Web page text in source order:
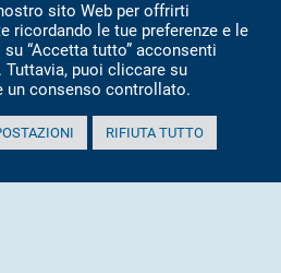
sito Web per offrirti
ricordando le tue preferenze e le
“Accetta tutto” acconsenti
puoi cliccare su
un consenso controllato.
RIFIUTA TUTTO